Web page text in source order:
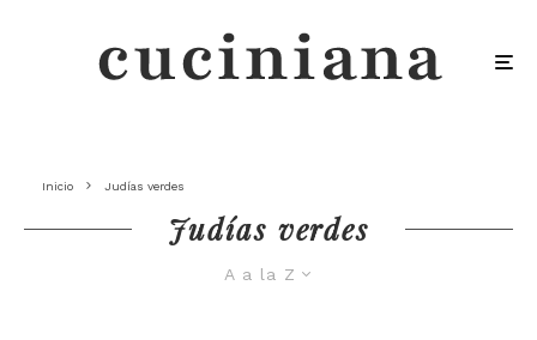
Inicio Judías verdes
Judías verdes
A a la Z